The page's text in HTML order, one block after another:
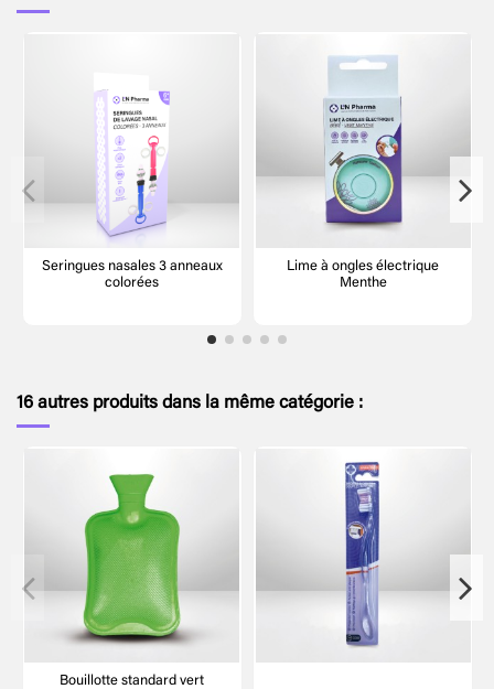
Seringues nasales 3 anneaux
colorées
Lime à ongles électrique
Menthe
16 autres produits dans la même catégorie :
Bouillotte standard vert